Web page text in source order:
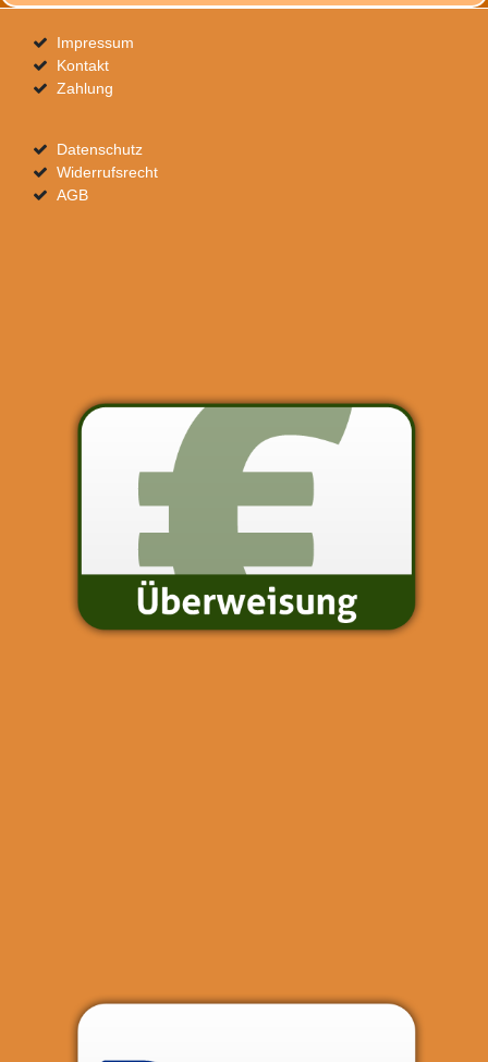
Impressum
Kontakt
Zahlung
Datenschutz
Widerrufsrecht
AGB